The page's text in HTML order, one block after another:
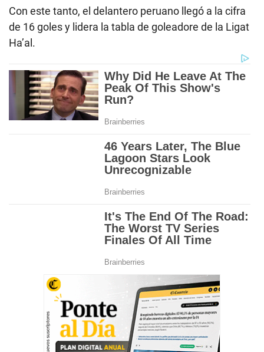
Con este tanto, el delantero peruano llegó a la cifra
de 16 goles y lidera la tabla de goleadore de la Ligat
Ha’al.